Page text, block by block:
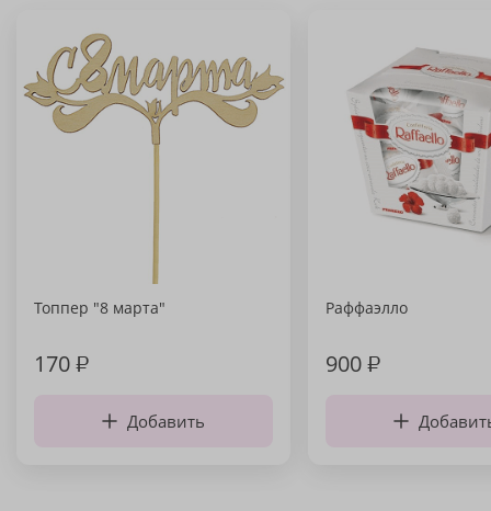
Топпер "8 марта"
170₽
Добавить
Раффаэлло
900₽